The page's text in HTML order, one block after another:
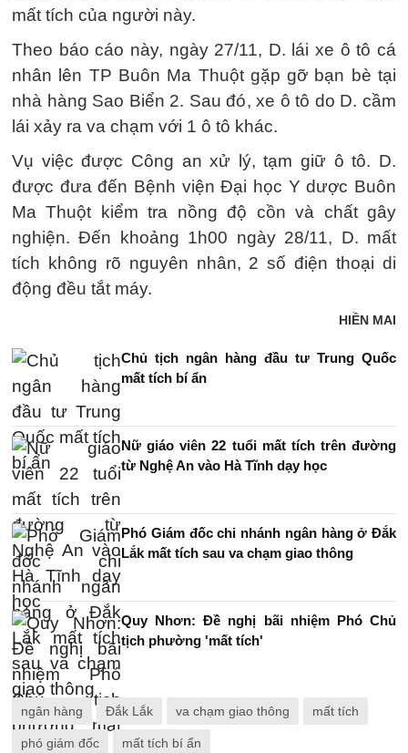
mất tích của người này.
Theo báo cáo này, ngày 27/11, D. lái xe ô tô cá
nhân lên TP Buôn Ma Thuột gặp gỡ bạn bè tại
nhà hàng Sao Biển 2. Sau đó, xe ô tô do D. cầm
lái xảy ra va chạm với 1 ô tô khác.
Vụ việc được Công an xử lý, tạm giữ ô tô. D.
được đưa đến Bệnh viện Đại học Y dược Buôn
Ma Thuột kiểm tra nồng độ cồn và chất gây
nghiện. Đến khoảng 1h00 ngày 28/11, D. mất
tích không rõ nguyên nhân, 2 số điện thoại di
động đều tắt máy.
HIỀN MAI
Chủ tịch ngân hàng đầu tư Trung Quốc
mất tích bí ẩn
Nữ giáo viên 22 tuổi mất tích trên đường
từ Nghệ An vào Hà Tĩnh dạy học
Phó Giám đốc chi nhánh ngân hàng ở Đắk
Lắk mất tích sau va chạm giao thông
Quy Nhơn: Đề nghị bãi nhiệm Phó Chủ
tịch phường 'mất tích'
ngân hàng Đắk Lắk va chạm giao thông mất tích
phó giám đốc mất tích bí ẩn